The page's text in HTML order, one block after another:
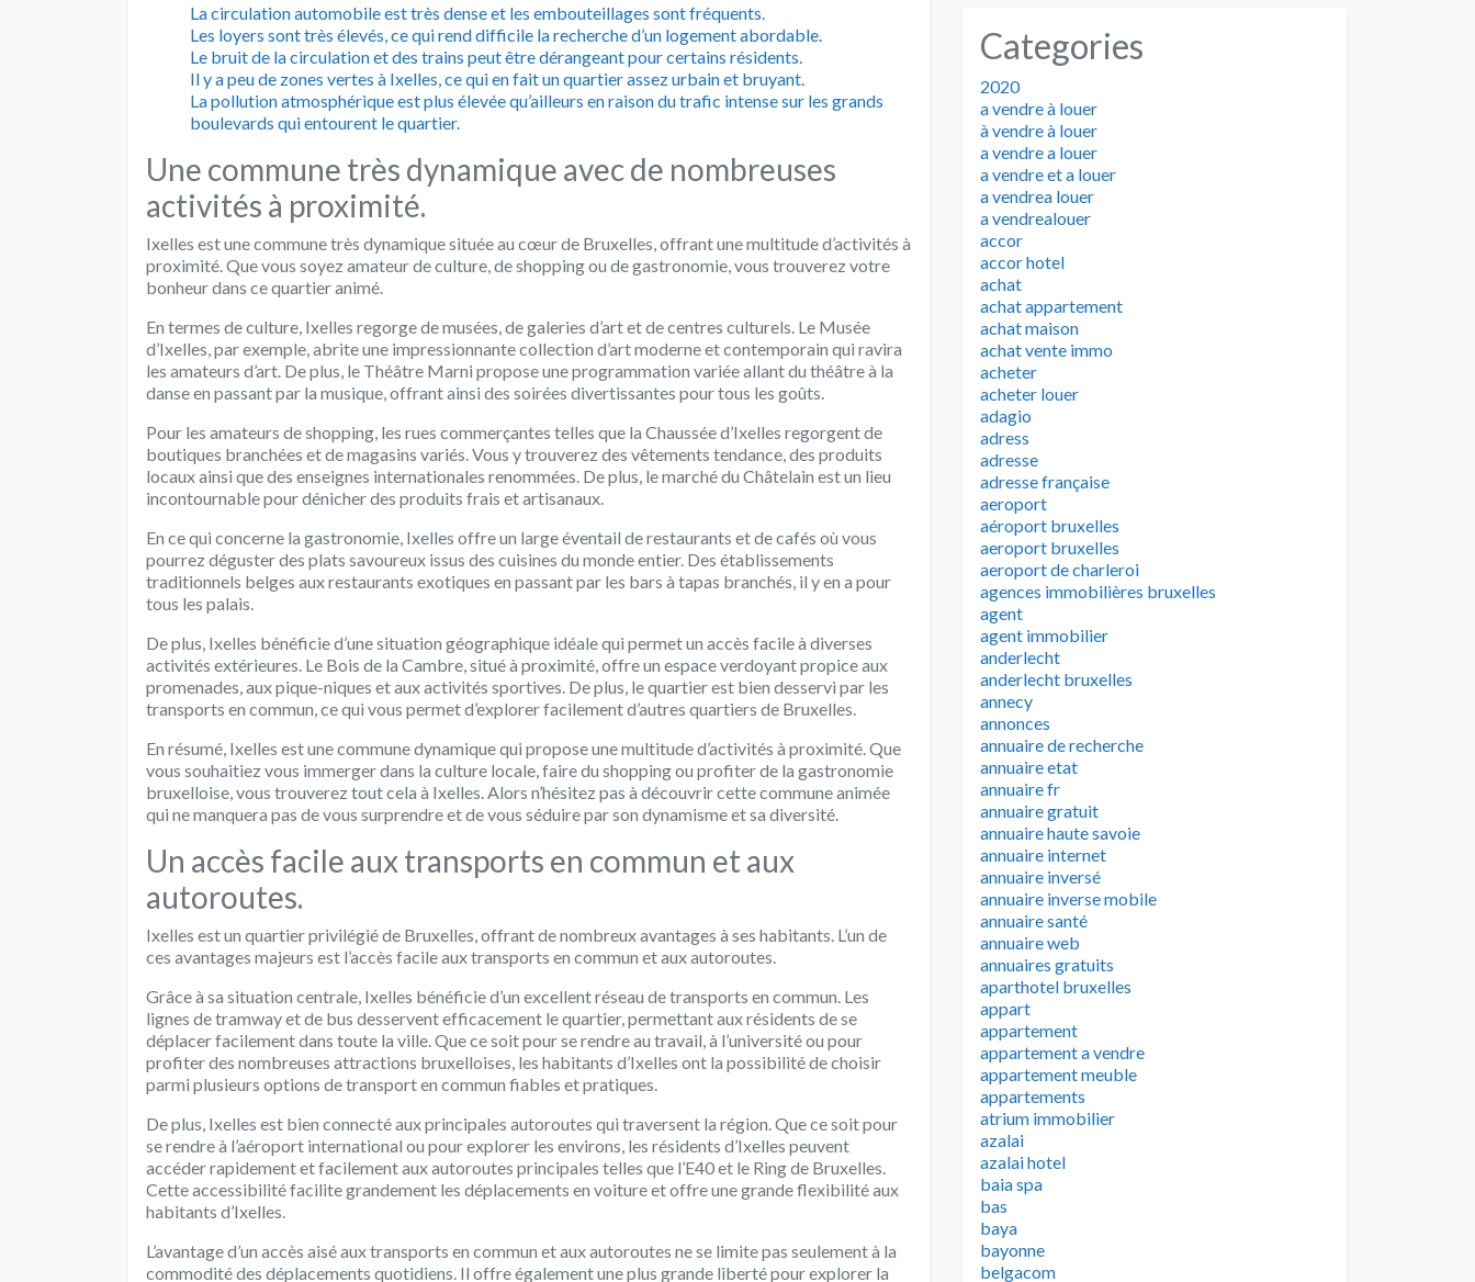
La circulation automobile est très dense et les embouteillages sont fréquents.
Les loyers sont très élevés, ce qui rend difficile la recherche d’un logement abordable.
Le bruit de la circulation et des trains peut être dérangeant pour certains résidents.
Il y a peu de zones vertes à Ixelles, ce qui en fait un quartier assez urbain et bruyant.
La pollution atmosphérique est plus élevée qu’ailleurs en raison du trafic intense sur les grands
boulevards qui entourent le quartier.
Une commune très dynamique avec de nombreuses
activités à proximité.
Ixelles est une commune très dynamique située au cœur de Bruxelles, offrant une multitude d’activités à
proximité. Que vous soyez amateur de culture, de shopping ou de gastronomie, vous trouverez votre
bonheur dans ce quartier animé.
En termes de culture, Ixelles regorge de musées, de galeries d’art et de centres culturels. Le Musée
d’Ixelles, par exemple, abrite une impressionnante collection d’art moderne et contemporain qui ravira
les amateurs d’art. De plus, le Théâtre Marni propose une programmation variée allant du théâtre à la
danse en passant par la musique, offrant ainsi des soirées divertissantes pour tous les goûts.
Pour les amateurs de shopping, les rues commerçantes telles que la Chaussée d’Ixelles regorgent de
boutiques branchées et de magasins variés. Vous y trouverez des vêtements tendance, des produits
locaux ainsi que des enseignes internationales renommées. De plus, le marché du Châtelain est un lieu
incontournable pour dénicher des produits frais et artisanaux.
En ce qui concerne la gastronomie, Ixelles offre un large éventail de restaurants et de cafés où vous
pourrez déguster des plats savoureux issus des cuisines du monde entier. Des établissements
traditionnels belges aux restaurants exotiques en passant par les bars à tapas branchés, il y en a pour
tous les palais.
De plus, Ixelles bénéficie d’une situation géographique idéale qui permet un accès facile à diverses
activités extérieures. Le Bois de la Cambre, situé à proximité, offre un espace verdoyant propice aux
promenades, aux pique-niques et aux activités sportives. De plus, le quartier est bien desservi par les
transports en commun, ce qui vous permet d’explorer facilement d’autres quartiers de Bruxelles.
En résumé, Ixelles est une commune dynamique qui propose une multitude d’activités à proximité. Que
vous souhaitiez vous immerger dans la culture locale, faire du shopping ou profiter de la gastronomie
bruxelloise, vous trouverez tout cela à Ixelles. Alors n’hésitez pas à découvrir cette commune animée
qui ne manquera pas de vous surprendre et de vous séduire par son dynamisme et sa diversité.
Un accès facile aux transports en commun et aux
autoroutes.
Ixelles est un quartier privilégié de Bruxelles, offrant de nombreux avantages à ses habitants. L’un de
ces avantages majeurs est l’accès facile aux transports en commun et aux autoroutes.
Grâce à sa situation centrale, Ixelles bénéficie d’un excellent réseau de transports en commun. Les
lignes de tramway et de bus desservent efficacement le quartier, permettant aux résidents de se
déplacer facilement dans toute la ville. Que ce soit pour se rendre au travail, à l’université ou pour
profiter des nombreuses attractions bruxelloises, les habitants d’Ixelles ont la possibilité de choisir
parmi plusieurs options de transport en commun fiables et pratiques.
De plus, Ixelles est bien connecté aux principales autoroutes qui traversent la région. Que ce soit pour
se rendre à l’aéroport international ou pour explorer les environs, les résidents d’Ixelles peuvent
accéder rapidement et facilement aux autoroutes principales telles que l’E40 et le Ring de Bruxelles.
Cette accessibilité facilite grandement les déplacements en voiture et offre une grande flexibilité aux
habitants d’Ixelles.
L’avantage d’un accès aisé aux transports en commun et aux autoroutes ne se limite pas seulement à la
commodité des déplacements quotidiens. Il offre également une plus grande liberté pour explorer la
Categories
2020
a vendre à louer
à vendre à louer
a vendre a louer
a vendre et a louer
a vendrea louer
a vendrealouer
accor
accor hotel
achat
achat appartement
achat maison
achat vente immo
acheter
acheter louer
adagio
adress
adresse
adresse française
aeroport
aéroport bruxelles
aeroport bruxelles
aeroport de charleroi
agences immobilières bruxelles
agent
agent immobilier
anderlecht
anderlecht bruxelles
annecy
annonces
annuaire de recherche
annuaire etat
annuaire fr
annuaire gratuit
annuaire haute savoie
annuaire internet
annuaire inversé
annuaire inverse mobile
annuaire santé
annuaire web
annuaires gratuits
aparthotel bruxelles
appart
appartement
appartement a vendre
appartement meuble
appartements
atrium immobilier
azalai
azalai hotel
baia spa
bas
baya
bayonne
belgacom